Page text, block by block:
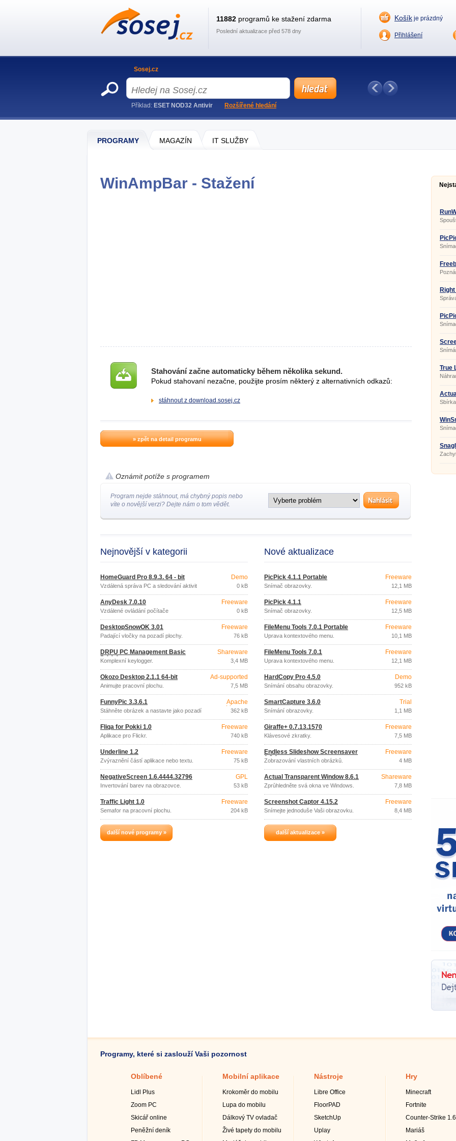
PROGRAMY MAGAZÍN IT SLUŽBY
WinAmpBar - Stažení
Stahování začne automaticky během několika sekund.
Pokud stahovaní nezačne, použijte prosím některý z alternativních odkazů:
stáhnout z download.sosej.cz
» zpět na detail programu
Oznámit potíže s programem
Program nejde stáhnout, má chybný popis nebo
víte o novější verzi? Dejte nám o tom vědět.
Nejnovější v kategorii
HomeGuard Pro 8.9.3. 64 - bit
Vzdálená správa PC a sledování aktivit
Demo
0 kB
AnyDesk 7.0.10
Vzdálené ovládání počítače
Freeware
0 kB
DesktopSnowOK 3.01
Padající vločky na pozadí plochy.
Freeware
76 kB
DRPU PC Management Basic
5.4.1.1
Komplexní keylogger.
Shareware
3,4 MB
Okozo Desktop 2.1.1 64-bit
Animujte pracovní plochu.
Ad-supported
7,5 MB
FunnyPic 3.3.6.1
Stáhněte obrázek a nastavte jako pozadí
Apache
License
362 kB
Fliqa for Pokki 1.0
Aplikace pro Flickr.
Freeware
740 kB
Underline 1.2
Zvýraznění částí aplikace nebo textu.
Freeware
75 kB
NegativeScreen 1.6.4444.32796
Invertování barev na obrazovce.
GPL
53 kB
Traffic Light 1.0
Semafor na pracovní plochu.
Freeware
204 kB
další nové programy »
Nové aktualizace
PicPick 4.1.1 Portable
Snímač obrazovky.
Freeware
12,1 MB
PicPick 4.1.1
Snímač obrazovky.
Freeware
12,5 MB
FileMenu Tools 7.0.1 Portable
Úprava kontextového menu.
Freeware
10,1 MB
FileMenu Tools 7.0.1
Úprava kontextového menu.
Freeware
12,1 MB
HardCopy Pro 4.5.0
Snímání obsahu obrazovky.
Demo
952 kB
SmartCapture 3.6.0
Snímání obrazovky.
Trial
1,1 MB
Giraffe+ 0.7.13.1570
Klávesové zkratky.
Freeware
7,5 MB
Endless Slideshow Screensaver
1.8.1
Zobrazování vlastních obrázků.
Freeware
4 MB
Actual Transparent Window 8.6.1
Zprůhledněte svá okna ve Windows.
Shareware
7,8 MB
Screenshot Captor 4.15.2
Snímejte jednoduše Vaši obrazovku.
Freeware
8,4 MB
další aktualizace »
True
Sbírka
Programy, které si zaslouží Vaši pozornost
Oblíbené
Lidl Plus
Zoom PC
Skicář online
Peněžní deník
Mobilní aplikace
Krokoměr do mobilu
Lupa do mobilu
Dálkový TV ovladač
Živé tapety do mobilu
Nástroje
Libre Office
FloorPAD
SketchUp
Uplay
Hry
Minecraft
Fortnite
Counter-Strike 1.6
Mariáš
11882 programů ke stažení zdarma
Poslední aktualizace před 578 dny
Košík je prázdný
Přihlášení
Sosej.cz
Příklad: ESET NOD32 Antivir Rozšířené hledání